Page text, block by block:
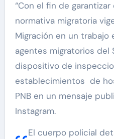
“Con el fin de
normativa migratoria
Migración en un trabajo
agentes migratorios del
dispositivo de
establecimientos de
PNB en un mensaje
Instagram.
El cuerpo policial